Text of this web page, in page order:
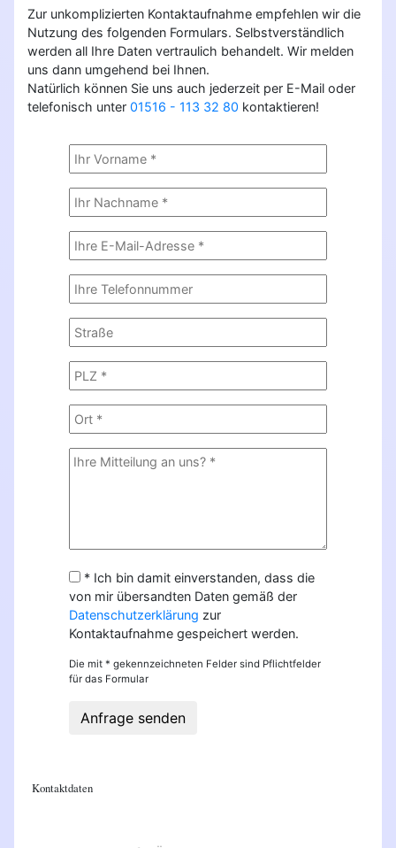
Zur unkomplizierten Kontaktaufnahme empfehlen wir die
Nutzung des folgenden Formulars. Selbstverständlich
werden all Ihre Daten vertraulich behandelt. Wir melden
uns dann umgehend bei Ihnen.
Natürlich können Sie uns auch jederzeit per E-Mail oder
telefonisch unter 01516 - 113 32 80 kontaktieren!
* Ich bin damit einverstanden, dass die
von mir übersandten Daten gemäß der
Datenschutzerklärung zur
Kontaktaufnahme gespeichert werden.
Die mit * gekennzeichneten Felder sind Pflichtfelder
für das Formular
Anfrage senden
Kontaktdaten